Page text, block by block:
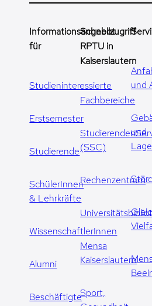
Informationsangebot
für
Studieninteressierte
Erstsemester
Studierende
SchülerInnen
& Lehrkräfte
WissenschaftlerInnen
Alumni
Beschäftigte
Schnellzugriff
RPTU in
Kaiserslautern
Fachbereiche
(SSC)
Rechenzentrum
Mensa
Kaiserslautern
Sport,
und
und